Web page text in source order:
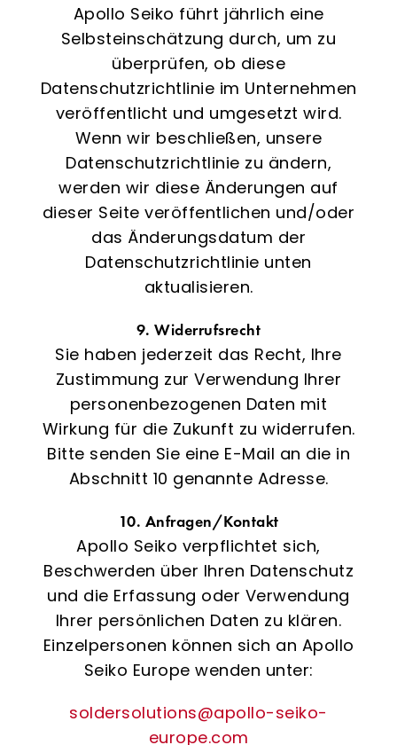
Apollo Seiko führt jährlich eine
Selbsteinschätzung durch, um zu
überprüfen, ob diese
Datenschutzrichtlinie im Unternehmen
veröffentlicht und umgesetzt wird.
Wenn wir beschließen, unsere
Datenschutzrichtlinie zu ändern,
werden wir diese Änderungen auf
dieser Seite veröffentlichen und/oder
das Änderungsdatum der
Datenschutzrichtlinie unten
aktualisieren.
9. Widerrufsrecht
Sie haben jederzeit das Recht, Ihre
Zustimmung zur Verwendung Ihrer
personenbezogenen Daten mit
Wirkung für die Zukunft zu widerrufen.
Bitte senden Sie eine E-Mail an die in
Abschnitt 10 genannte Adresse.
10. Anfragen/Kontakt
Apollo Seiko verpflichtet sich,
Beschwerden über Ihren Datenschutz
und die Erfassung oder Verwendung
Ihrer persönlichen Daten zu klären.
Einzelpersonen können sich an Apollo
Seiko Europe wenden unter:
soldersolutions@apollo-seiko-
europe.com